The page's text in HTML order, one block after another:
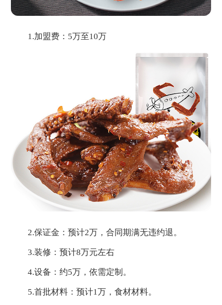
1.加盟费：5万至10万
2.保证金：预计2万，合同期满无违约退。
3.装修：预计8万元左右
4.设备：约5万，依需定制。
5.首批材料：预计1万，食材材料。